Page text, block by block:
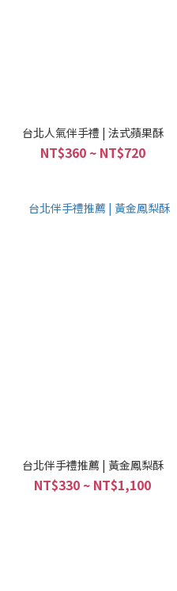
台北人氣伴手禮 | 法式蘋果酥
NT$360 ~ NT$720
台北伴手禮推薦 | 黃金鳳梨酥
NT$330 ~ NT$1,100